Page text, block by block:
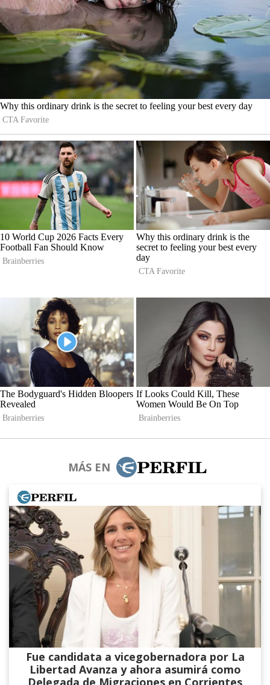
MÁS EN
Fue candidata a vicegobernadora por La
Libertad Avanza y ahora asumirá como
Delegada de Migraciones en Corrientes